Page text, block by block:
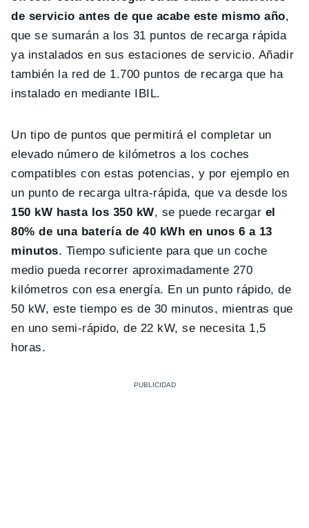
de servicio antes de que acabe este mismo año,
que se sumarán a los 31 puntos de recarga rápida
ya instalados en sus estaciones de servicio. Añadir
también la red de 1.700 puntos de recarga que ha
instalado en mediante IBIL.
Un tipo de puntos que permitirá el completar un
elevado número de kilómetros a los coches
compatibles con estas potencias, y por ejemplo en
un punto de recarga ultra-rápida, que va desde los
150 kW hasta los 350 kW, se puede recargar el
80% de una batería de 40 kWh en unos 6 a 13
minutos. Tiempo suficiente para que un coche
medio pueda recorrer aproximadamente 270
kilómetros con esa energía. En un punto rápido, de
50 kW, este tiempo es de 30 minutos, mientras que
en uno semi-rápido, de 22 kW, se necesita 1,5
horas.